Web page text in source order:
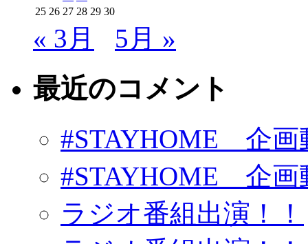
25 26 27 28 29 30
« 3月 5月 »
最近のコメント
#STAYHOME 企画
#STAYHOME 企画
ラジオ番組出演！！